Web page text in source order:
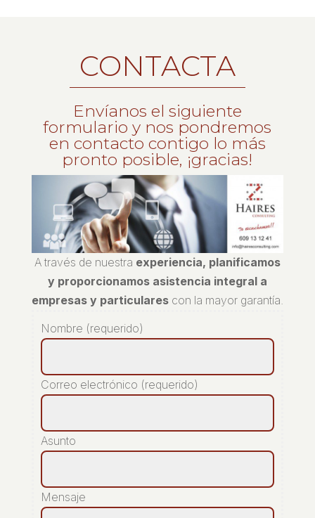
CONTACTA
Envíanos el siguiente
formulario y nos pondremos
en contacto contigo lo más
pronto posible, ¡gracias!
A través de nuestra experiencia, planificamos
y proporcionamos asistencia integral a
empresas y particularescon la mayor garantía.
Nombre (requerido)
Correo electrónico (requerido)
Asunto
Mensaje